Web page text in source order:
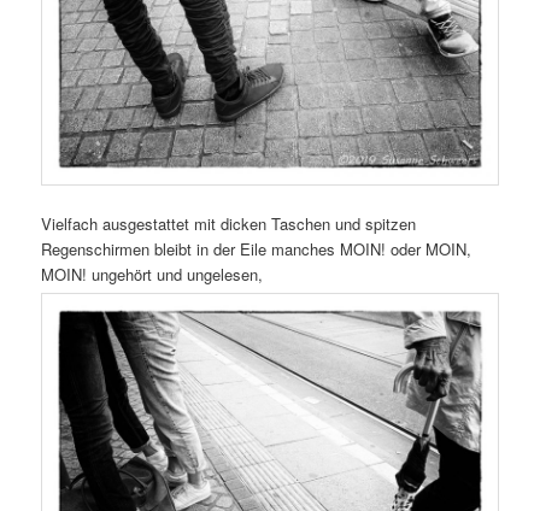
Vielfach ausgestattet mit dicken Taschen und spitzen
Regenschirmen bleibt in der Eile manches MOIN! oder MOIN,
MOIN! ungehört und ungelesen,